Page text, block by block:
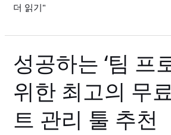
바
로
쉽
고
르
더 읽기"
성공하는 ‘팀 프
위한 최고의 무
트 관리 툴 추천
성
공
하
는
‘팀